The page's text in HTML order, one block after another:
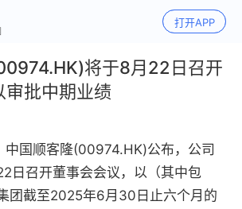
打开APP
将于8月22日召开
审批中期业绩
中国顺客隆(00974.HK)公布，公司
日召开董事会会议，以（其中包
团截至2025年6月30日止六个月的